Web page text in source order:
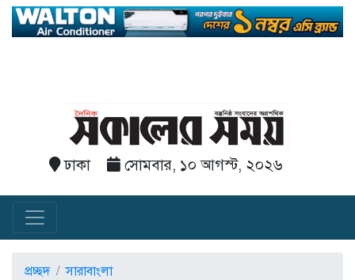
ঢাকা সোমবার, ১০ আগস্ট, ২০২৬
প্রচ্ছদ সারাবাংলা